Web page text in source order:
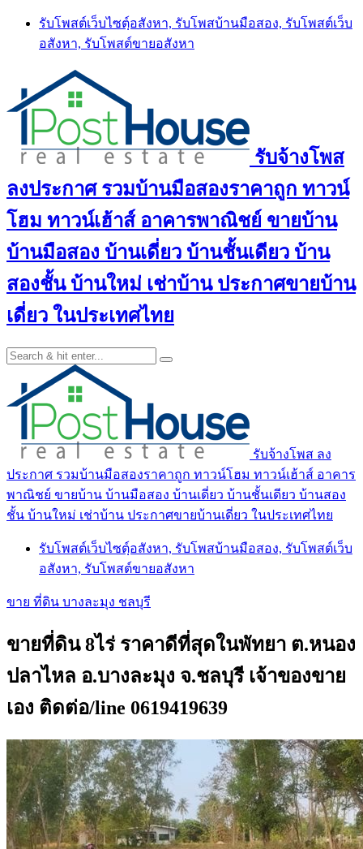
Skip
content
รับโพสต์เว็บไซตฺ์อสังหา, รับโพสบ้านมือสอง, รับโพสต์เว็บ
อสังหา, รับโพสต์ขายอสังหา
รับจ้างโพส
ลงประกาศ รวมบ้านมือสองราคาถูก ทาวน์
โฮม ทาวน์เฮ้าส์ อาคารพาณิชย์ ขายบ้าน
บ้านมือสอง บ้านเดี่ยว บ้านชั้นเดียว บ้าน
สองชั้น บ้านใหม่ เช่าบ้าน ประกาศขายบ้าน
เดี่ยว ในประเทศไทย
รับจ้างโพส ลง
ประกาศ รวมบ้านมือสองราคาถูก ทาวน์โฮม ทาวน์เฮ้าส์ อาคาร
พาณิชย์ ขายบ้าน บ้านมือสอง บ้านเดี่ยว บ้านชั้นเดียว บ้านสอง
ชั้น บ้านใหม่ เช่าบ้าน ประกาศขายบ้านเดี่ยว ในประเทศไทย
รับโพสต์เว็บไซตฺ์อสังหา, รับโพสบ้านมือสอง, รับโพสต์เว็บ
อสังหา, รับโพสต์ขายอสังหา
ขาย ที่ดิน บางละมุง ชลบุรี
ขายที่ดิน 8ไร่ ราคาดีที่สุดในพัทยา ต.หนอง
ปลาไหล อ.บางละมุง จ.ชลบุรี เจ้าของขาย
เอง ติดต่อ/line 0619419639